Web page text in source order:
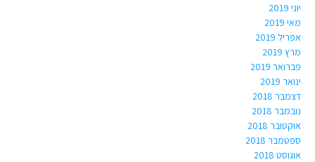
יוני 2019
מאי 2019
אפריל 2019
מרץ 2019
פברואר 2019
ינואר 2019
דצמבר 2018
נובמבר 2018
אוקטובר 2018
ספטמבר 2018
אוגוסט 2018